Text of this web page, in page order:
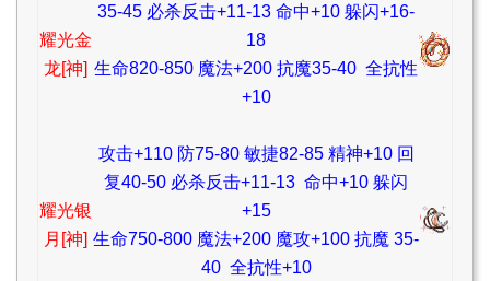
耀光金
龙[神]
35-45 必杀反击+11-13 命中+10 躲闪+16-
18
生命820-850 魔法+200 抗魔35-40 全抗性
+10
耀光银
月[神]
攻击+110 防75-80 敏捷82-85 精神+10 回
复40-50 必杀反击+11-13 命中+10 躲闪
+15
生命750-800 魔法+200 魔攻+100 抗魔 35-
40 全抗性+10